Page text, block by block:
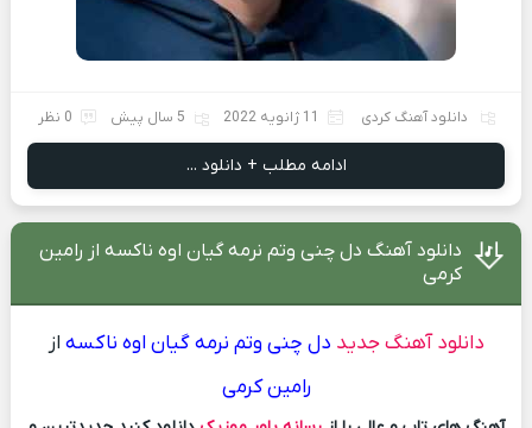
دانلود آهنگ کردی 11 ژانویه 2022 5 سال پیش 0 نظر
ادامه مطلب + دانلود ...
دانلود آهنگ دل چنی وتم نرمه گیان اوه ناکسه از رامین
کرمی
دانلود آهنگ جدید دل چنی وتم نرمه گیان اوه ناکسه از
رامین کرمی